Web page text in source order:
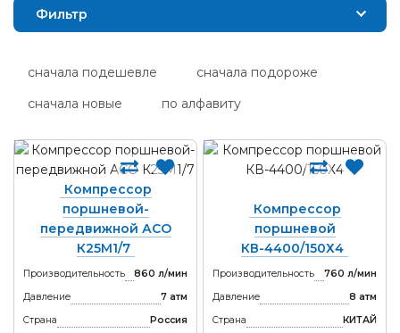
Фильтр
сначала подешевле
сначала подороже
сначала новые
по алфавиту
Компрессор
поршневой-
передвижной АСО
К25М1/7
Производительность
860 л/мин
Давление
7 атм
Страна
Россия
Компрессор
поршневой
КВ-4400/150Х4
Производительность
760 л/мин
Давление
8 атм
Страна
КИТАЙ